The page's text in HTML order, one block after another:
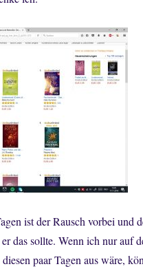
ist der Rausch vorbei und
das sollte. Wenn ich nur auf
paar Tagen aus wäre,